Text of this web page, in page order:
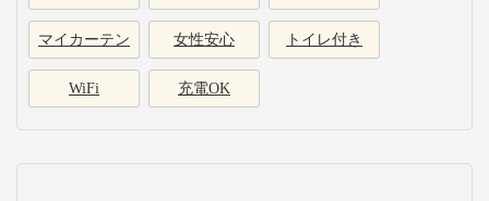
マイカーテン 女性安心 トイレ付き
WiFi 充電OK